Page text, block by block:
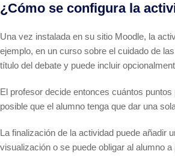
¿Cómo se configura la
Una vez instalada en su sitio Moodle, la
ejemplo, en un curso sobre el cuidado de
título del debate y puede incluir
El profesor decide entonces cuántos
posible que el alumno tenga que dar una
La finalización de la actividad puede añadir
visualización o se puede obligar al alumno